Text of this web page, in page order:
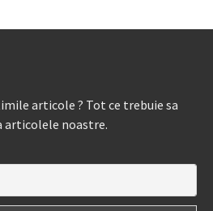
articole ? Tot ce trebuie sa
articolele noastre.